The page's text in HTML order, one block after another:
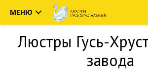
МЕНЮ
Люстры Гусь-
завода